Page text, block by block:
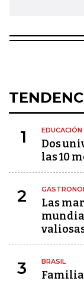
1 EDUCACIÓN
Dos
las 10
2
Las
3 BRASIL